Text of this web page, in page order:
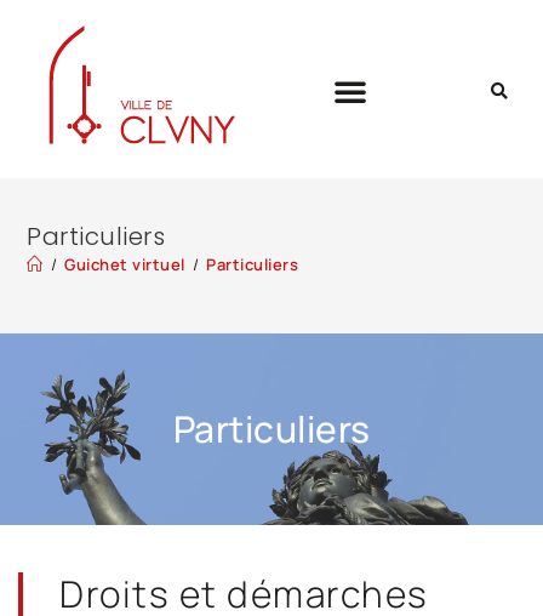
Particuliers
/ Guichet virtuel / Particuliers
Particuliers
Droits et démarches